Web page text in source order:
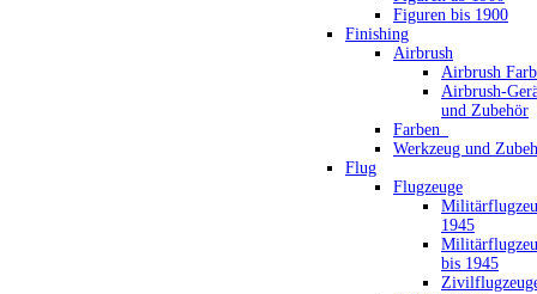
Figuren bis 1900
Finishing
Airbrush
Airbrush
Airbrush-
und Zubehör
Farben_
Werkzeug und
Flug
Flugzeuge
1945
bis 1945